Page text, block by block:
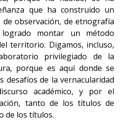
que ha construido un
observación, de etnografía
montar un método
territorio. Digamos, incluso,
privilegiado de la
porque es aquí donde se
desafíos de la vernacularidad
académico, y por el
tanto de los títulos de
de los títulos.